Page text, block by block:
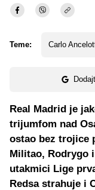
Teme: Carlo
Real Madrid je
trijumfom nad
ostao bez trojice
Militao, Rodrygo
utakmici Lige
Redsa strahuje i